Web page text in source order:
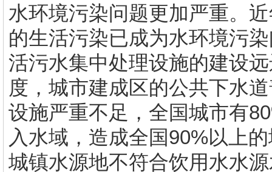
水环境污染问题更加严重。
的生活污染已成为水环境污
活污水集中处理设施的建设
度，城市建成区的公共下水
设施严重不足，全国城市有
入水域，造成全国90%以上
城镇水源地不符合饮用水水